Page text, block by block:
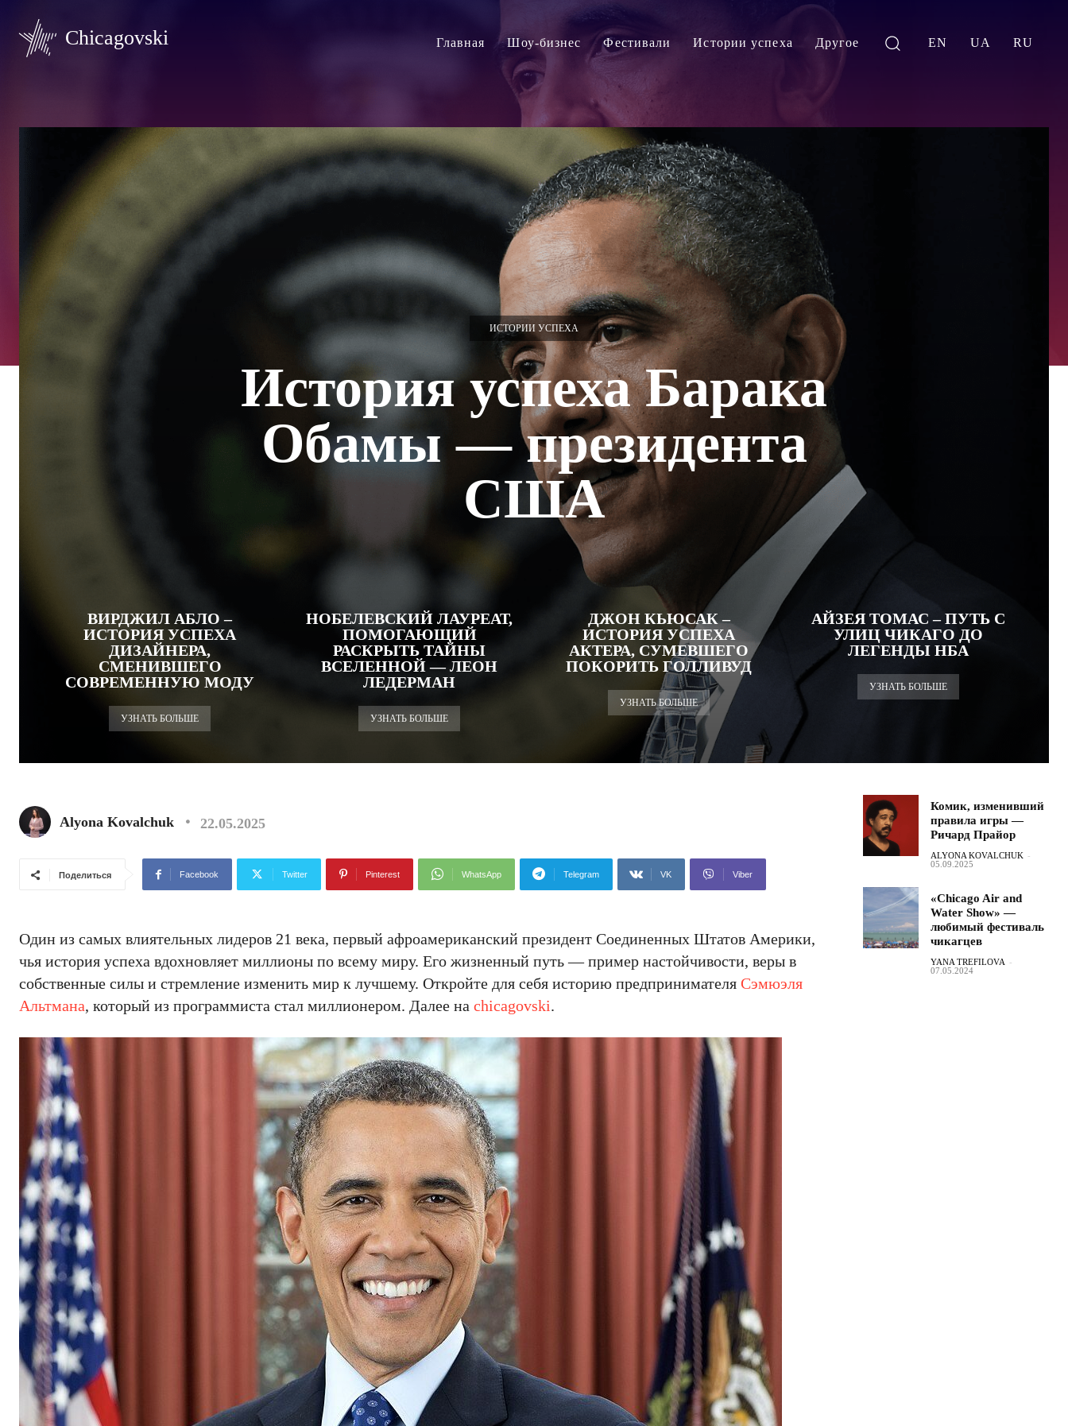
Chicagovski Главная Шоу-бизнес Фестивали Истории успеха Другое EN UA RU
ИСТОРИИ УСПЕХА
История успеха Барака
Обамы — президента
США
ВИРДЖИЛ АБЛО –
ИСТОРИЯ УСПЕХА
ДИЗАЙНЕРА,
СМЕНИВШЕГО
СОВРЕМЕННУЮ МОДУ
УЗНАТЬ БОЛЬШЕ
НОБЕЛЕВСКИЙ ЛАУРЕАТ,
ПОМОГАЮЩИЙ
РАСКРЫТЬ ТАЙНЫ
ВСЕЛЕННОЙ — ЛЕОН
ЛЕДЕРМАН
УЗНАТЬ БОЛЬШЕ
ДЖОН КЬЮСАК –
ИСТОРИЯ УСПЕХА
АКТЕРА, СУМЕВШЕГО
ПОКОРИТЬ ГОЛЛИВУД
УЗНАТЬ БОЛЬШЕ
АЙЗЕЯ ТОМАС – ПУТЬ С
УЛИЦ ЧИКАГО ДО
ЛЕГЕНДЫ НБА
УЗНАТЬ БОЛЬШЕ
Alyona Kovalchuk 22.05.2025
Поделиться Facebook Twitter Pinterest WhatsApp Telegram VK Viber
Один из самых влиятельных лидеров 21 века, первый афроамериканский президент Соединенных Штатов Америки,
чья история успеха вдохновляет миллионы по всему миру. Его жизненный путь — пример настойчивости, веры в
собственные силы и стремление изменить мир к лучшему. Откройте для себя историю предпринимателя Сэмюэля
Альтмана, который из программиста стал миллионером. Далее на chicagovski.
Комик, изменивший
правила игры —
Ричард Прайор
ALYONA KOVALCHUK -
05.09.2025
«Chicago Air and
Water Show» —
любимый фестиваль
чикагцев
YANA TREFILOVA -
07.05.2024